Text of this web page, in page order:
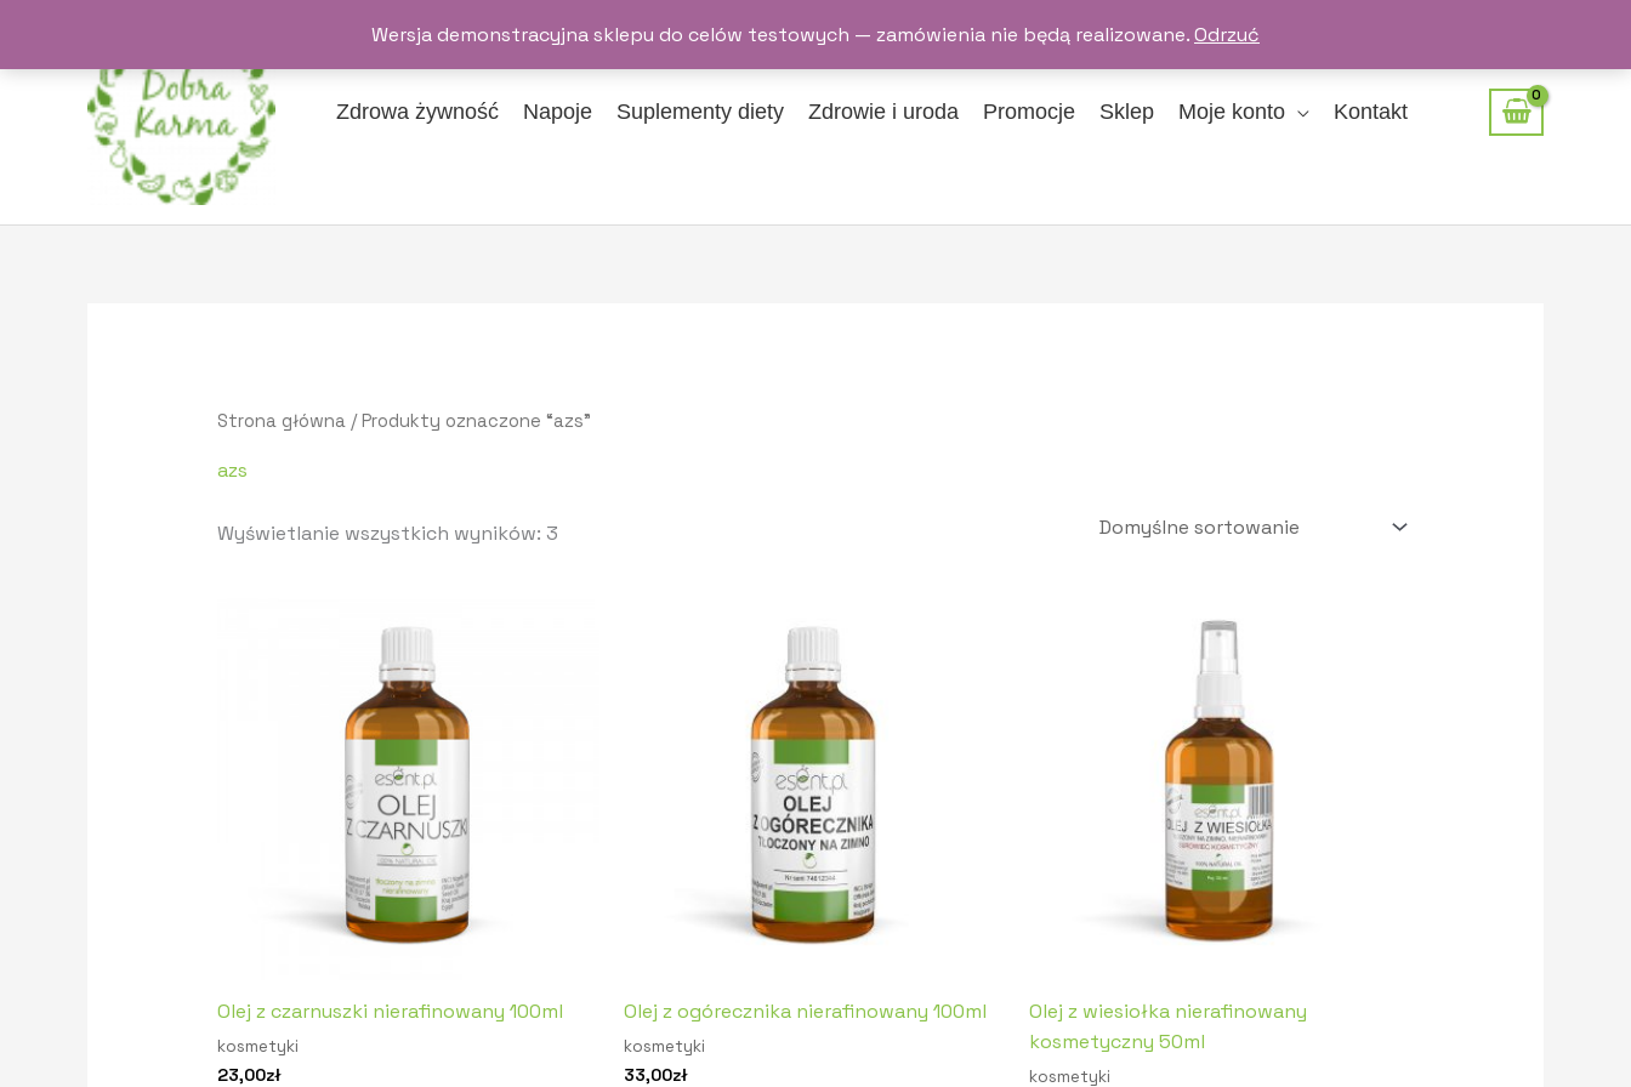
Wersja demonstracyjna sklepu do celów testowych — zamówienia nie będą realizowane.Odrzuć
treści
Zdrowa żywność Napoje Suplementy diety Zdrowie i uroda Promocje Sklep Moje konto Kontakt
Strona główna/ Produkty oznaczone “azs”
azs
Wyświetlanie wszystkich wyników: 3
Olej z czarnuszki nierafinowany 100ml
kosmetyki
23,00zł
Olej z ogórecznika nierafinowany 100ml
kosmetyki
33,00zł
Olej z wiesiołka nierafinowany
kosmetyczny 50ml
kosmetyki